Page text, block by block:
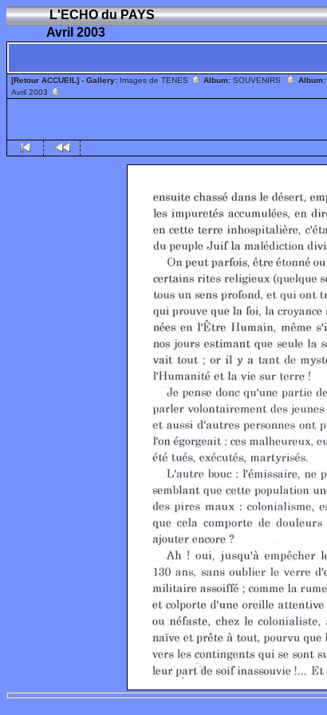
L'ECHO du PAYS
Avril 2003
[Retour ACCUEIL] - Gallery: Images de TENES Album: SOUVENIRS Album:
Avril 2003